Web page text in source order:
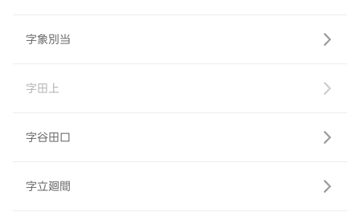
字象別当
字田上
字谷田口
字立廻間